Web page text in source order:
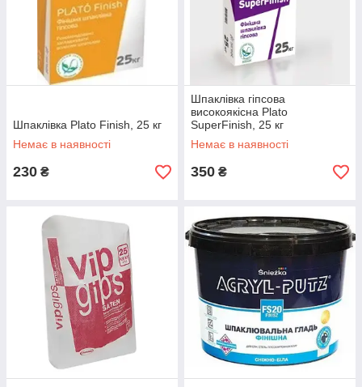
Шпаклівка Plato Finish, 25 кг
Немає в наявності
230 ₴
Шпаклівка гіпсова
високоякісна Plato
SuperFinish, 25 кг
Немає в наявності
350 ₴